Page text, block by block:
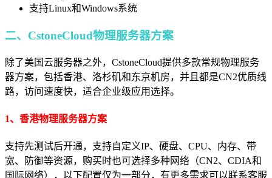
支持Linux和Windows系统
二、CstoneCloud物理服务器方案
除了美国云服务器之外，CstoneCloud提供多款常规物理服务
器方案，包括香港、洛杉矶和东京机房，并且都是CN2优质线
路，访问速度快，适合企业级应用选择。
1、香港物理服务器方案
支持先测试后开通，支持自定义IP、硬盘、CPU、内存、带
宽、防御等资源，购买时也可选择多种网络（CN2、CDIA和
国际网络），以下配置仅为一部分，有更多需求可以联系客服